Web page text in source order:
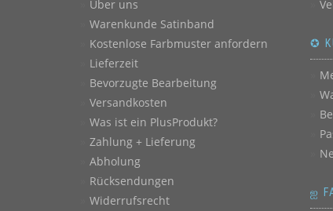
Über uns
Warenkunde Satinband
Kostenlose Farbmuster anfordern
Lieferzeit
Bevorzugte Bearbeitung
Versandkosten
Was ist ein PlusProdukt?
Zahlung + Lieferung
Abholung
Rücksendungen
Widerrufsrecht
✪
ஐ